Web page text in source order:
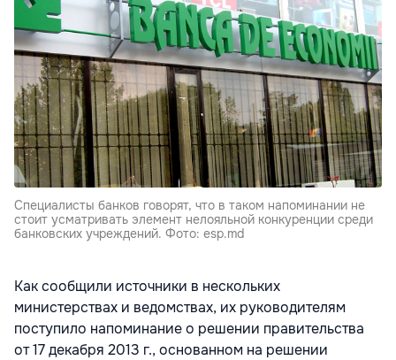
Специалисты банков говорят, что в таком напоминании не
стоит усматривать элемент нелояльной конкуренции среди
банковских учреждений. Фото: esp.md
Как сообщили источники в нескольких
министерствах и ведомствах, их руководителям
поступило напоминание о решении правительства
от 17 декабря 2013 г., основанном на решении